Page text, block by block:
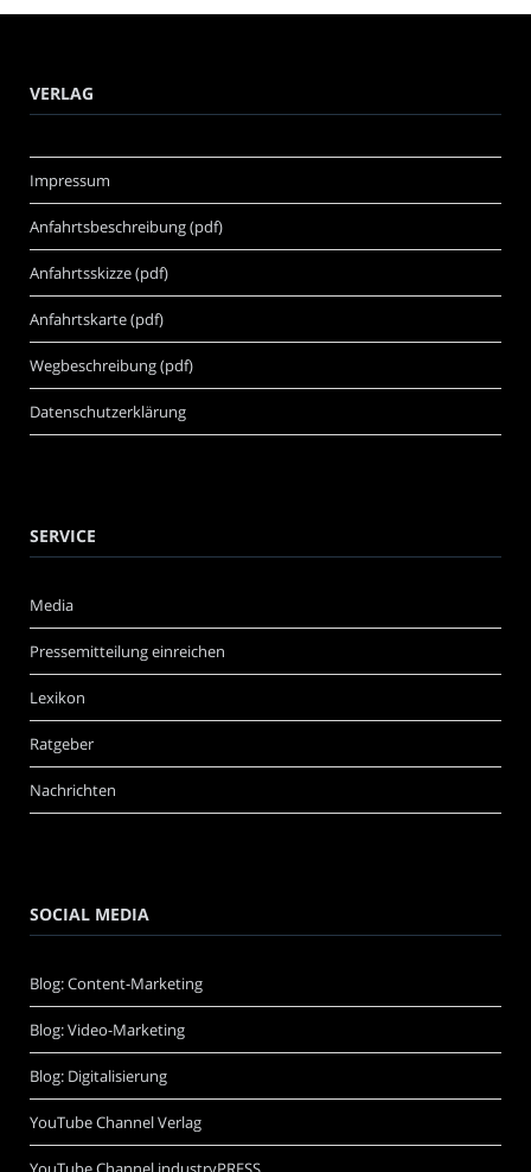
VERLAG
Impressum
Anfahrtsbeschreibung (pdf)
Anfahrtsskizze (pdf)
Anfahrtskarte (pdf)
Wegbeschreibung (pdf)
Datenschutzerklärung
SERVICE
Media
Pressemitteilung einreichen
Lexikon
Ratgeber
Nachrichten
SOCIAL MEDIA
Blog: Content-Marketing
Blog: Video-Marketing
Blog: Digitalisierung
YouTube Channel Verlag